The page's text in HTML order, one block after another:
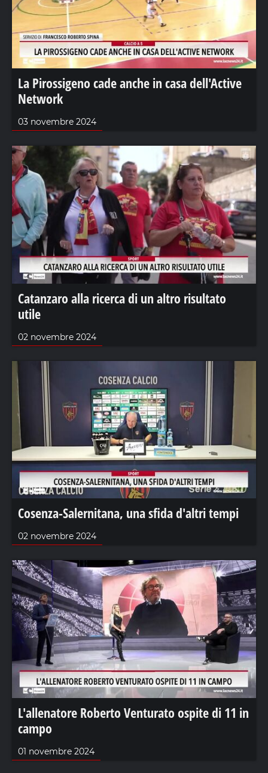
La Pirossigeno cade anche in casa dell'Active
Network
03 novembre 2024
Catanzaro alla ricerca di un altro risultato
utile
02 novembre 2024
Cosenza-Salernitana, una sfida d'altri tempi
02 novembre 2024
L'allenatore Roberto Venturato ospite di 11 in
campo
01 novembre 2024